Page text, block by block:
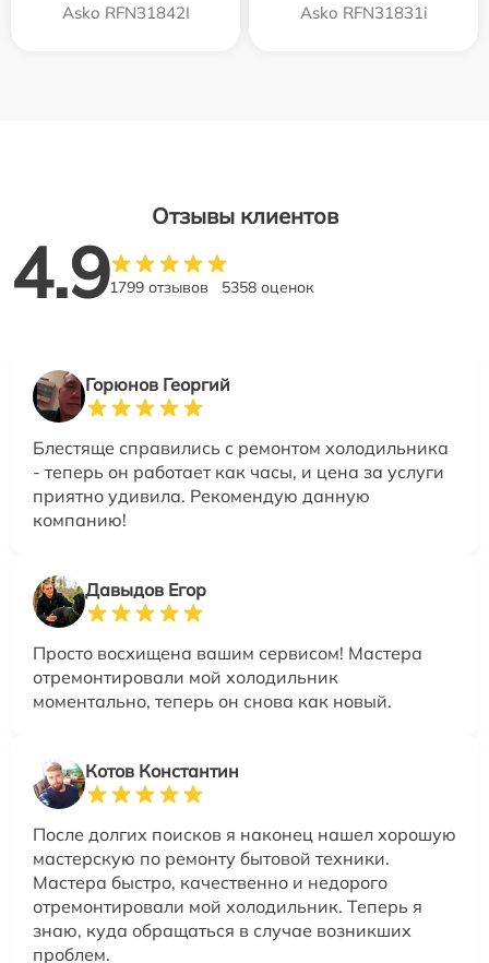
Asko RFN31842I Asko RFN31831i
Отзывы клиентов
4.91799 отзывов 5358 оценок
Горюнов Георгий
Блестяще справились с ремонтом холодильника
- теперь он работает как часы, и цена за услуги
приятно удивила. Рекомендую данную
компанию!
Давыдов Егор
Просто восхищена вашим сервисом! Мастера
отремонтировали мой холодильник
моментально, теперь он снова как новый.
Котов Константин
После долгих поисков я наконец нашел хорошую
мастерскую по ремонту бытовой техники.
Мастера быстро, качественно и недорого
отремонтировали мой холодильник. Теперь я
знаю, куда обращаться в случае возникших
проблем.